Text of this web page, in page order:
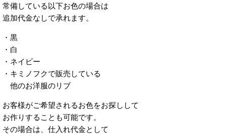
常備している以下お色の場合は
追加代金なしで承れます。
・黒
・白
・ネイビー
・キミノフクで販売している
他のお洋服のリブ
お客様がご希望されるお色をお探しして
お作りすることも可能です。
その場合は、仕入れ代金として